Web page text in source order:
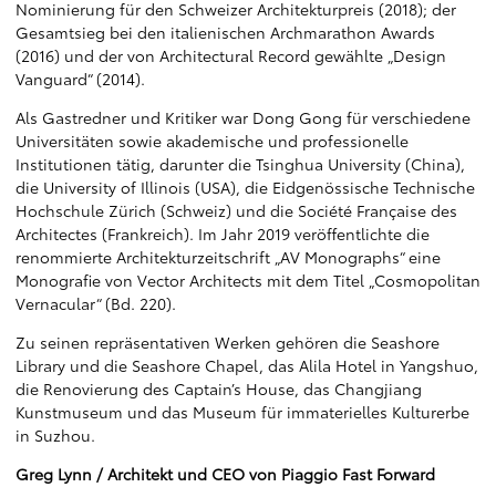
Nominierung für den Schweizer Architekturpreis (2018); der
Gesamtsieg bei den italienischen Archmarathon Awards
(2016) und der von Architectural Record gewählte „Design
Vanguard“ (2014).
Als Gastredner und Kritiker war Dong Gong für verschiedene
Universitäten sowie akademische und professionelle
Institutionen tätig, darunter die Tsinghua University (China),
die University of Illinois (USA), die Eidgenössische Technische
Hochschule Zürich (Schweiz) und die Société Française des
Architectes (Frankreich). Im Jahr 2019 veröffentlichte die
renommierte Architekturzeitschrift „AV Monographs“ eine
Monografie von Vector Architects mit dem Titel „Cosmopolitan
Vernacular“ (Bd. 220).
Zu seinen repräsentativen Werken gehören die Seashore
Library und die Seashore Chapel, das Alila Hotel in Yangshuo,
die Renovierung des Captain’s House, das Changjiang
Kunstmuseum und das Museum für immaterielles Kulturerbe
in Suzhou.
Greg Lynn / Architekt und CEO von Piaggio Fast Forward